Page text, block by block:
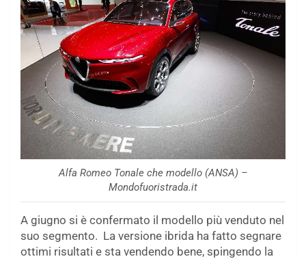
Alfa Romeo Tonale che modello (ANSA) –
Mondofuoristrada.it
A giugno si è confermato il modello più venduto nel
suo segmento. La versione ibrida ha fatto segnare
ottimi risultati e sta vendendo bene, spingendo la